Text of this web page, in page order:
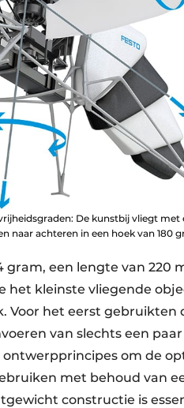
De kunstbij vliegt met
naar achteren in een hoek van 180
gram, een lengte van 220
het kleinste vliegende
Voor het eerst gebruikten
van slechts een
om de
met behoud van
constructie is